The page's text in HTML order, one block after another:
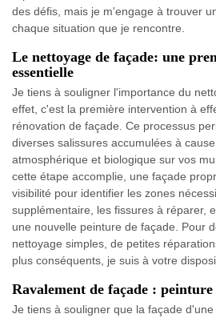
des défis, mais je m'engage à trouver
chaque situation que je rencontre.
Le nettoyage de façade: une
essentielle
Je tiens à souligner l'importance du
effet, c'est la première intervention à
rénovation de façade. Ce processus
diverses salissures accumulées à
atmosphérique et biologique sur vos
cette étape accomplie, une façade
visibilité pour identifier les zones
supplémentaire, les fissures à réparer,
une nouvelle peinture de façade. Pour
nettoyage simples, de petites
plus conséquents, je suis à votre
Ravalement de façade :
Je tiens à souligner que la façade